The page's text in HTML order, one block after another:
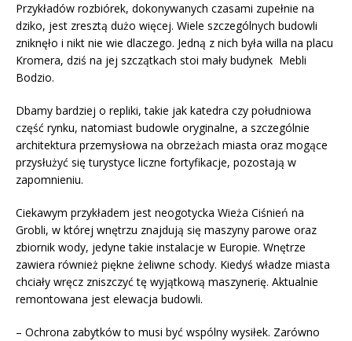
Przykładów rozbiórek, dokonywanych czasami zupełnie na
dziko, jest zresztą dużo więcej. Wiele szczególnych budowli
zniknęło i nikt nie wie dlaczego. Jedną z nich była willa na placu
Kromera, dziś na jej szczątkach stoi mały budynek Mebli
Bodzio.
Dbamy bardziej o repliki, takie jak katedra czy południowa
część rynku, natomiast budowle oryginalne, a szczególnie
architektura przemysłowa na obrzeżach miasta oraz mogące
przysłużyć się turystyce liczne fortyfikacje, pozostają w
zapomnieniu.
Ciekawym przykładem jest neogotycka Wieża Ciśnień na
Grobli, w której wnętrzu znajdują się maszyny parowe oraz
zbiornik wody, jedyne takie instalacje w Europie. Wnętrze
zawiera również piękne żeliwne schody. Kiedyś władze miasta
chciały wręcz zniszczyć tę wyjątkową maszynerię. Aktualnie
remontowana jest elewacja budowli.
– Ochrona zabytków to musi być wspólny wysiłek. Zarówno